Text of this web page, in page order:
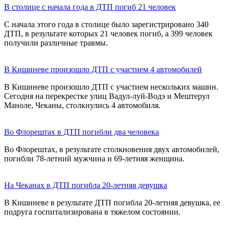
В столице с начала года в ДТП погиб 21 человек
С начала этого года в столице было зарегистрировано 340
ДТП, в результате которых 21 человек погиб, а 399 человек
получили различные травмы.
В Кишиневе произошло ДТП с участием 4 автомобилей
В Кишиневе произошло ДТП с участием нескольких машин.
Сегодня на перекрестке улиц Вадул-луй-Водэ и Мештерул
Маноле, Чеканы, столкнулись 4 автомобиля.
Во Флорештах в ДТП погибли два человека
Во Флорештах, в результате столкновения двух автомобилей,
погибли 78-летний мужчина и 69-летняя женщина.
На Чеканах в ДТП погибла 20-летняя девушка
В Кишиневе в результате ДТП погибла 20-летняя девушка, ее
подруга госпитализирована в тяжелом состоянии.